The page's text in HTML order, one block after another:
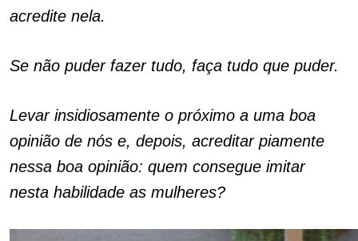
acredite nela.
Se não puder fazer tudo, faça tudo que puder.
Levar insidiosamente o próximo a uma boa
opinião de nós e, depois, acreditar piamente
nessa boa opinião: quem consegue imitar
nesta habilidade as mulheres?